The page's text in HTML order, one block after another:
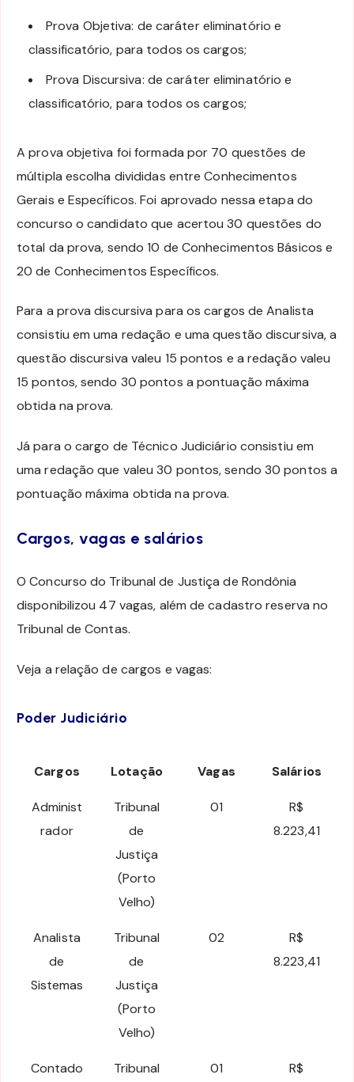
Prova Objetiva: de caráter eliminatório e
classificatório, para todos os cargos;
Prova Discursiva: de caráter eliminatório e
classificatório, para todos os cargos;
A prova objetiva foi formada por 70 questões de
múltipla escolha divididas entre Conhecimentos
Gerais e Específicos. Foi aprovado nessa etapa do
concurso o candidato que acertou 30 questões do
total da prova, sendo 10 de Conhecimentos Básicos e
20 de Conhecimentos Específicos.
Para a prova discursiva para os cargos de Analista
consistiu em uma redação e uma questão discursiva, a
questão discursiva valeu 15 pontos e a redação valeu
15 pontos, sendo 30 pontos a pontuação máxima
obtida na prova.
Já para o cargo de Técnico Judiciário consistiu em
uma redação que valeu 30 pontos, sendo 30 pontos a
pontuação máxima obtida na prova.
Cargos, vagas e salários
O Concurso do Tribunal de Justiça de Rondônia
disponibilizou 47 vagas, além de cadastro reserva no
Tribunal de Contas.
Veja a relação de cargos e vagas:
Poder Judiciário
Cargos Lotação Vagas Salários
Administ
rador
Tribunal
de
Justiça
(Porto
Velho)
01
R$
8.223,41
Analista
de
Sistemas
Tribunal
de
Justiça
(Porto
Velho)
02
R$
8.223,41
Contado
Tribunal
01
R$